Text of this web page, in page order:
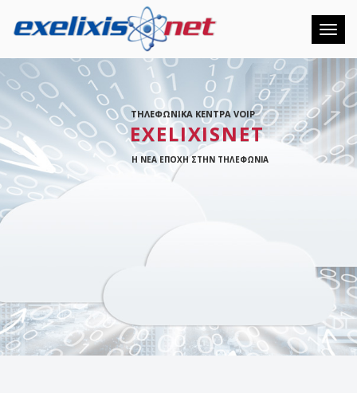
ΤΗΛΕΦΩΝΙΚΑ ΚΕΝΤΡΑ VOIP
EXELIXISNET
Η ΝΕΑ ΕΠΟΧΗ ΣΤΗΝ ΤΗΛΕΦΩΝΙΑ